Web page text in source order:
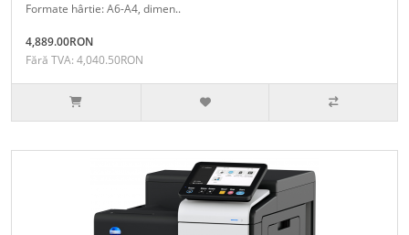
Formate hârtie: A6-A4, dimen..
4,889.00RON
Fără TVA: 4,040.50RON